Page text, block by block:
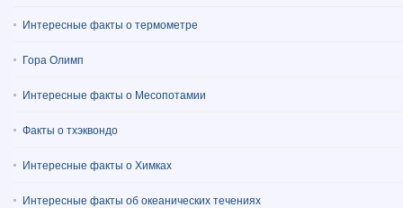
Интересные факты о термометре
Гора Олимп
Интересные факты о Месопотамии
Факты о тхэквондо
Интересные факты о Химках
Интересные факты об океанических течениях